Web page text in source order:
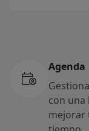
Agenda
con una
mejorar